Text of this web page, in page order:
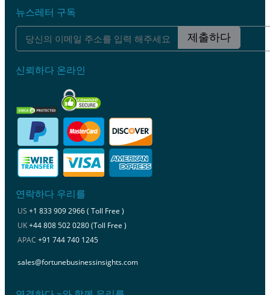
뉴스레터 구독
제출하다
신뢰하다 온라인
연락하다 우리를
US +1 833 909 2966 ( Toll Free )
UK+44 808 502 0280 (Toll Free )
APAC +91 744 740 1245
sales@fortunebusinessinsights.com